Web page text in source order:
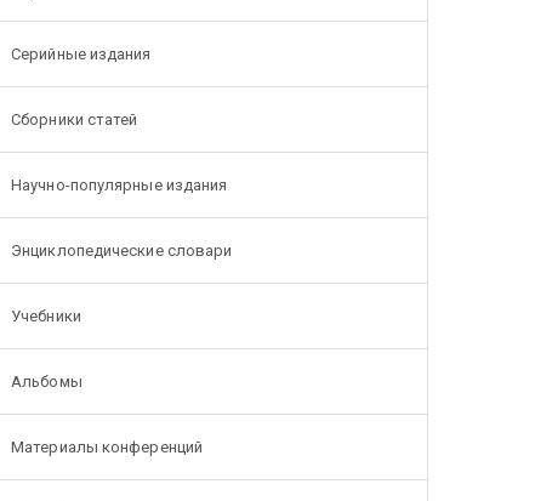
Серийные издания
Сборники статей
Научно-популярные издания
Энциклопедические словари
Учебники
Альбомы
Материалы конференций